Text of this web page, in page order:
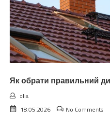
Як обрати правильний
olia
18.05.2026
No Comments